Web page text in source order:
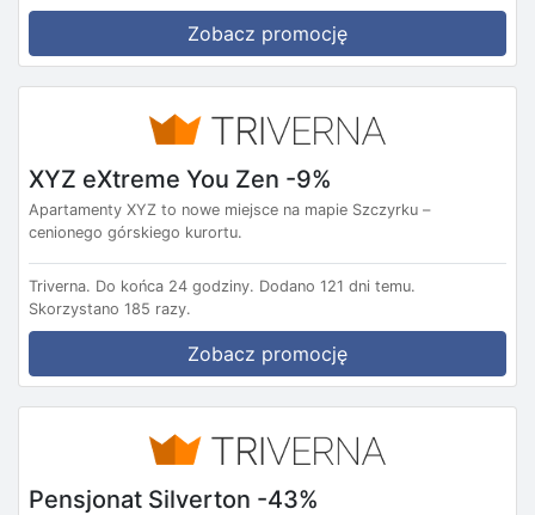
Zobacz promocję
XYZ eXtreme You Zen -9%
Apartamenty XYZ to nowe miejsce na mapie Szczyrku –
cenionego górskiego kurortu.
Triverna. Do końca 24 godziny. Dodano 121 dni temu.
Skorzystano 185 razy.
Zobacz promocję
Pensjonat Silverton -43%